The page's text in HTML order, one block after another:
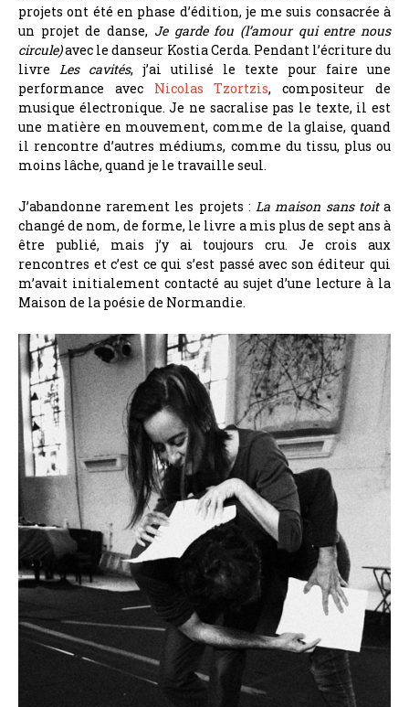
projets ont été en phase d’édition, je me suis consacrée à
un projet de danse, Je garde fou (l’amour qui entre nous
circule)avec le danseur Kostia Cerda. Pendant l’écriture du
livre
Les cavités, j’ai utilisé le texte pour faire une
performance avec Nicolas Tzortzis, compositeur de
musique électronique. Je ne sacralise pas le texte, il est
une matière en mouvement, comme de la glaise, quand
il rencontre d’autres médiums, comme du tissu, plus ou
moins lâche, quand je le travaille seul.
J’abandonne rarement les projets : La maison sans toita
changé de nom, de forme, le livre a mis plus de sept ans à
être publié, mais j’y ai toujours cru. Je crois aux
rencontres et c’est ce qui s’est passé avec son éditeur qui
m’avait initialement contacté au sujet d’une lecture à la
Maison de la poésie de Normandie.